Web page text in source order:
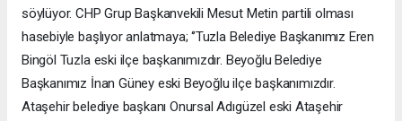
söylüyor. CHP Grup Başkanvekili Mesut Metin partili olması
hasebiyle başlıyor anlatmaya; ‘’Tuzla Belediye Başkanımız Eren
Bingöl Tuzla eski ilçe başkanımızdır. Beyoğlu Belediye
Başkanımız İnan Güney eski Beyoğlu ilçe başkanımızdır.
Ataşehir belediye başkanı Onursal Adıgüzel eski Ataşehir